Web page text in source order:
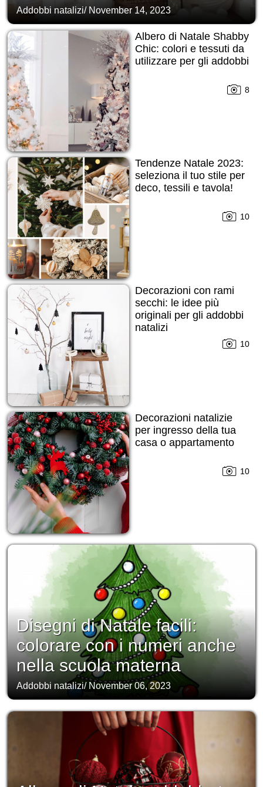
Addobbi natalizi/ November 14, 2023
Albero di Natale Shabby
Chic: colori e tessuti da
utilizzare per gli addobbi
8
Tendenze Natale 2023:
seleziona il tuo stile per
deco, tessili e tavola!
10
Decorazioni con rami
secchi: le idee più
originali per gli addobbi
natalizi
10
Decorazioni natalizie
per ingresso della tua
casa o appartamento
10
Disegni di Natale facili:
colorare con i numeri anche
nella scuola materna
Addobbi natalizi/ November 06, 2023